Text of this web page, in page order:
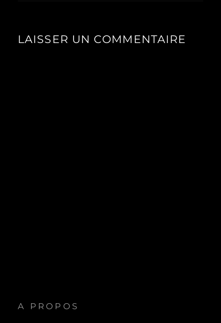
LAISSER UN COMMENTAIRE
A PROPOS